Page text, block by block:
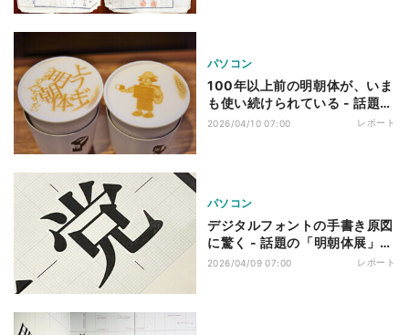
パソコン
100年以上前の明朝体が、いま
も使い続けられている - 話題の
「明朝体展」レポート（4）
2026/04/10 07:00 レポート
パソコン
デジタルフォントの手書き原図
に驚く - 話題の「明朝体展」レ
ポート（3）
2026/04/09 07:00 レポート